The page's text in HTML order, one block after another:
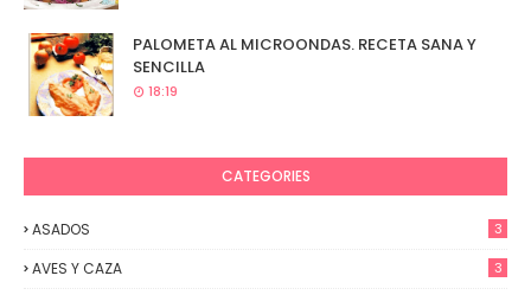
PALOMETA AL MICROONDAS. RECETA SANA Y
SENCILLA
18:19
CATEGORIES
ASADOS 3
AVES Y CAZA 3